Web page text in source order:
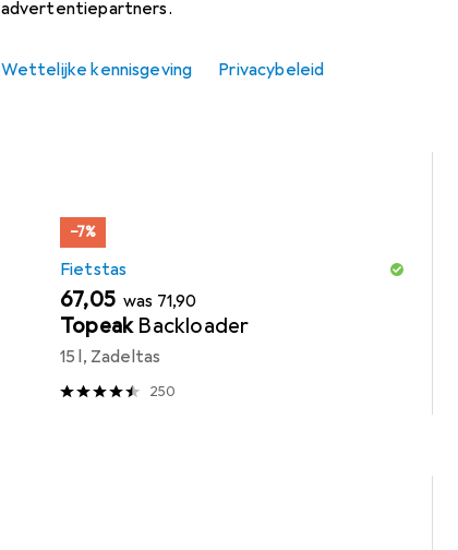
advertentiepartners.
Wettelijke kennisgeving Privacybeleid
Populair
Sorteren op: Relevantie
−7%
Fietstas
EUR
67,05 was EUR
71,90
Topeak Backloader
15 l, Zadeltas
250